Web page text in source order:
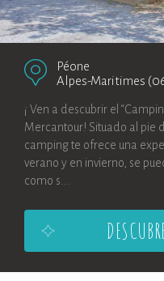
Péone
Alpes-Maritimes
¡ Ven a descubrir el
Mercantour! Situado al pie
camping te ofrece una
verano y en invierno, se
como s...